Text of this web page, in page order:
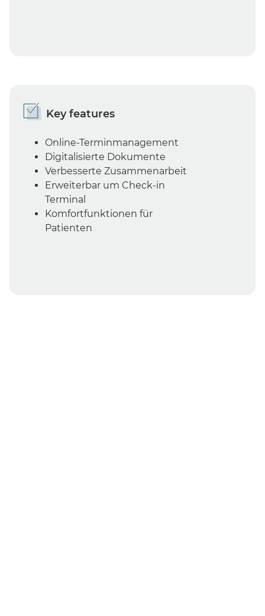
Key features
Online-Terminmanagement
Digitalisierte Dokumente
Verbesserte Zusammenarbeit
Erweiterbar um Check-in
Terminal
Komfortfunktionen für
Patienten